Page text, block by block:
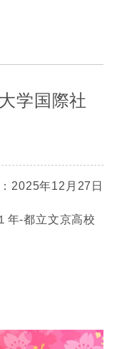
学国際社
2025年12月27日
年‐都立文京高校